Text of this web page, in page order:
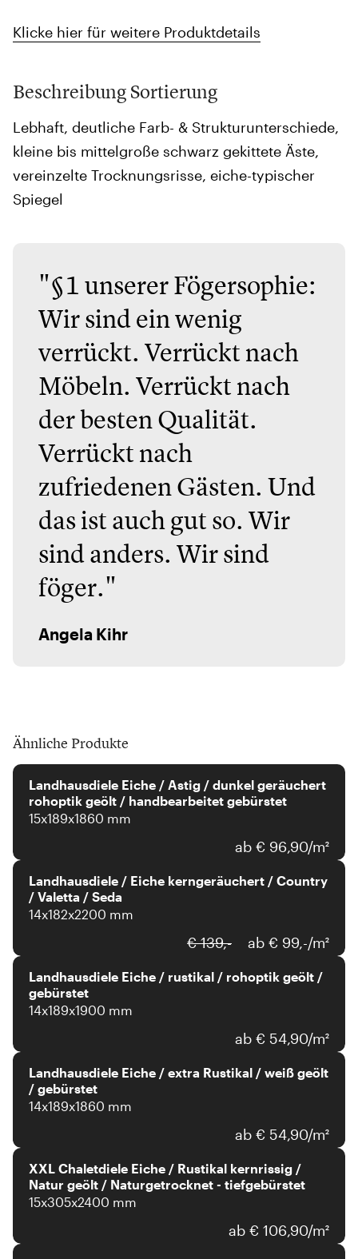
Klicke hier für weitere Produktdetails
Beschreibung Sortierung
Lebhaft, deutliche Farb- & Strukturunterschiede,
kleine bis mittelgroße schwarz gekittete Äste,
vereinzelte Trocknungsrisse, eiche-typischer
Spiegel
"§1 unserer Fögersophie:
Wir sind ein wenig
verrückt. Verrückt nach
Möbeln. Verrückt nach
der besten Qualität.
Verrückt nach
zufriedenen Gästen. Und
das ist auch gut so. Wir
sind anders. Wir sind
föger."
Angela Kihr
Ähnliche Produkte
Landhausdiele Eiche / Astig / dunkel geräuchert
rohoptik geölt / handbearbeitet gebürstet
15x189x1860 mm
ab € 96,90/m²
Landhausdiele / Eiche kerngeräuchert / Country
/ Valetta / Seda
14x182x2200 mm
€ 139,- ab € 99,-/m²
Landhausdiele Eiche / rustikal / rohoptik geölt /
gebürstet
14x189x1900 mm
ab € 54,90/m²
Landhausdiele Eiche / extra Rustikal / weiß geölt
/ gebürstet
14x189x1860 mm
ab € 54,90/m²
XXL Chaletdiele Eiche / Rustikal kernrissig /
Natur geölt / Naturgetrocknet - tiefgebürstet
15x305x2400 mm
ab € 106,90/m²